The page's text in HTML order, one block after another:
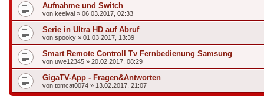
Aufnahme und Switch
von keelval » 06.03.2017, 02:33
Serie in Ultra HD auf Abruf
von spooky » 01.03.2017, 13:39
Smart Remote Controll Tv Fernbedienung Samsung
von uwe12345 » 20.02.2017, 08:29
GigaTV-App - Fragen&Antworten
von tomcat0074 » 13.02.2017, 21:07